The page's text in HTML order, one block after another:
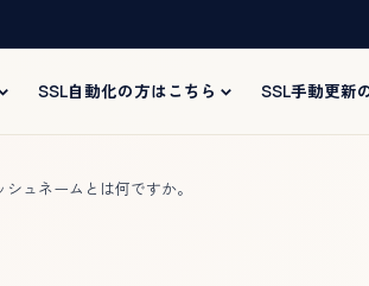
SSL自動化の方はこちら SSL手動更新
ュネームとは何ですか。